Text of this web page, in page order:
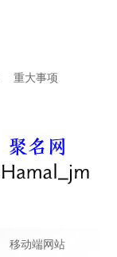
重大事项
移动端网站